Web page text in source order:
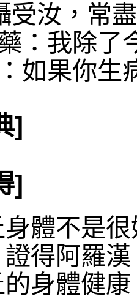
受汝，常
：我除了
如果你生
]
]
體不是
得阿羅
身體健康